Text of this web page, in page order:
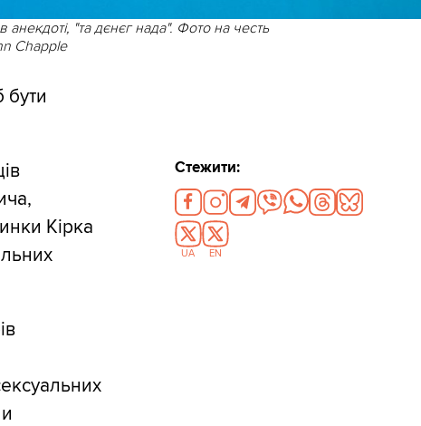
"та дєнєг нада". Фото на честь
Chapple
бути
Кірка
Стежити:
UA EN